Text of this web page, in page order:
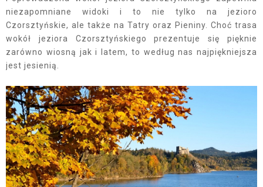
niezapomniane widoki i to nie tylko na jezioro
Czorsztyńskie, ale także na Tatry oraz Pieniny. Choć trasa
wokół jeziora Czorsztyńskiego prezentuje się pięknie
zarówno wiosną jak i latem, to według nas najpiękniejsza
jest jesienią.